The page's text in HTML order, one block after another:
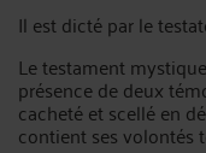
Il est dicté par le
Le testament
présence de deux
cacheté et scellé en
contient ses volontés